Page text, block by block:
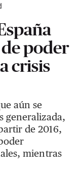
poder
crisis
aún se
generalizada,
de 2016,
mientras